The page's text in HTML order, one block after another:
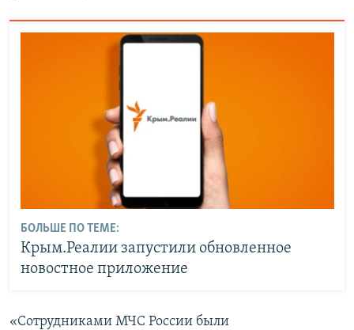
БОЛЬШЕ ПО ТЕМЕ:
Крым.Реалии запустили обновленное
новостное приложение
«Сотрудниками МЧС России были